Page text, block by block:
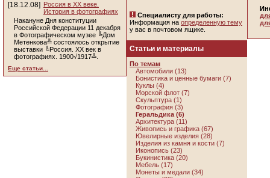
[18.12.08] Россия в ХХ веке.
История в фотографиях
Накануне Дня конституции
Российской Федерации 11 декабря
в Фотографическом музее ╚Дом
Метенкова╩ состоялось открытие
выставки ╚Россия. ХХ век в
фотографиях. 1900√1917╩.
Еще статьи...
Специалисту для работы:
Информация на определенную тему
у вас в почтовом ящике.
Статьи и материалы
По темам
Автомобили (13)
Бонистика и ценные бумаги (7)
Куклы (4)
Морской флот (7)
Скульптура (1)
Фотография (3)
Геральдика (6)
Архитектура (11)
Живопись и графика (67)
Ювелирные изделия (28)
Изделия из камня и кости (7)
Иконопись (23)
Букинистика (20)
Мебель (17)
Монеты и медали (34)